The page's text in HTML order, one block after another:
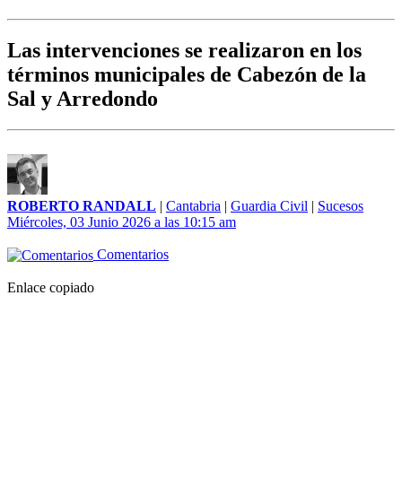
Las intervenciones se realizaron en los
términos municipales de Cabezón de la
Sal y Arredondo
ROBERTO RANDALL | Cantabria | Guardia Civil | Sucesos
Miércoles, 03 Junio 2026 a las 10:15 am
Comentarios
Enlace copiado